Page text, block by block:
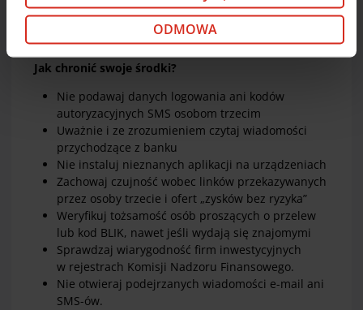
„Odmowa”. Jeśli chcesz dostosować swoje wybory,
kliknij „Dostosuj”. Jeśli zgadzasz się na instalację
cookie opcjonalnych w Twoim urządzeniu (zgodnie z
Polityką cookie), kliknij „Akceptuj wszystkie cookie”.
W dowolnej chwili możesz wycofać swoją zgodę w
Deklaracji dot. plików cookie. Informacje o
przetwarzaniu danych osobowych, w tym o
przysługujących w związku z tym uprawnieniach,
znajdziesz podlinkiem.
ODMOWA
Nigdy nie instaluj na polecenie „doradcy”
aplikacji, które umożliwią zdalny dostęp do
Twojego komputera i telefonu
Jak chronić swoje środki?
Nie podawaj danych logowania ani kodów
autoryzacyjnych SMS osobom trzecim
Uważnie i ze zrozumieniem czytaj wiadomości
przychodzące z banku
Nie instaluj nieznanych aplikacji na urządzeniach
Zachowaj czujność wobec linków przekazywanych
przez osoby trzecie i ofert „zysków bez ryzyka”
Weryfikuj tożsamość osób proszących o przelew
lub kod BLIK, nawet jeśli wydają się znajomymi
Sprawdzaj wiarygodność firm inwestycyjnych
w rejestrach Komisji Nadzoru Finansowego.
Nie otwieraj podejrzanych wiadomości e-mail ani
SMS-ów.